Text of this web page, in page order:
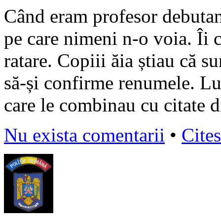
Când eram profesor
pe care nimeni n-o voia. Îi
ratare. Copiii ăia știau că
să-și confirme renumele.
care le combinau cu citate
Nu exista comentarii •